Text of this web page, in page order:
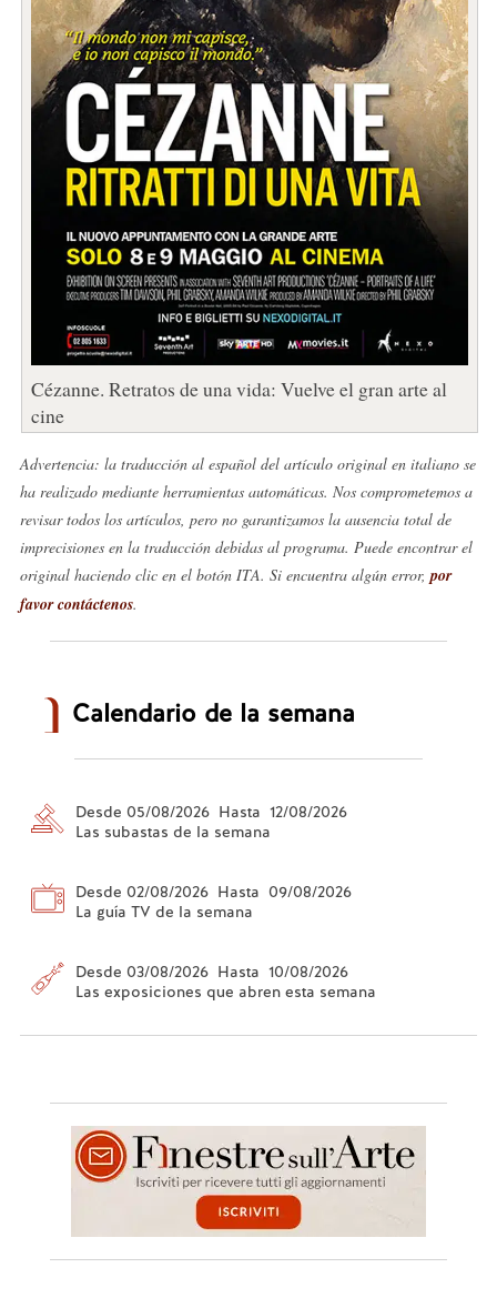
Cézanne. Retratos de una vida: Vuelve el gran arte al
cine
Advertencia: la traducción al español del artículo original en italiano se
ha realizado mediante herramientas automáticas. Nos comprometemos a
revisar todos los artículos, pero no garantizamos la ausencia total de
imprecisiones en la traducción debidas al programa. Puede encontrar el
original haciendo clic en el botón ITA. Si encuentra algún error, por
favor contáctenos.
Calendario de la semana
Desde 05/08/2026 Hasta 12/08/2026
Las subastas de la semana
Desde 02/08/2026 Hasta 09/08/2026
La guía TV de la semana
Desde 03/08/2026 Hasta 10/08/2026
Las exposiciones que abren esta semana